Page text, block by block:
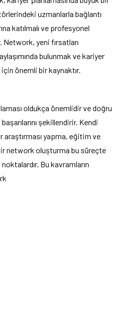
uzmanlarla bağlantı
katılmalı ve profesyonel
Network, yeni fırsatları
bulunmak ve kariyer
önemli bir kaynaktır.
oldukça önemlidir ve doğru
şekillendirir. Kendi
yapma, eğitim ve
network oluşturma bu süreçte
Bu kavramların